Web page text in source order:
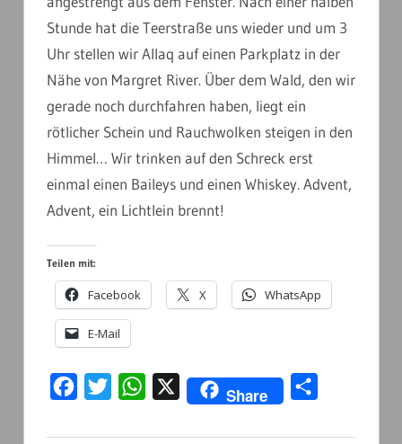
Stunde hat die Teerstraße uns wieder und um 3
Uhr stellen wir Allaq auf einen Parkplatz in der
Nähe von Margret River. Über dem Wald, den wir
gerade noch durchfahren haben, liegt ein
rötlicher Schein und Rauchwolken steigen in den
Himmel… Wir trinken auf den Schreck erst
einmal einen Baileys und einen Whiskey. Advent,
Advent, ein Lichtlein brennt!
Teilen mit:
Facebook X WhatsApp
E-Mail
FacebookTwitter WhatsApp
X Share